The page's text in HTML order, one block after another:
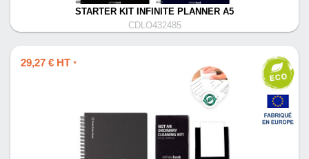
STARTER KIT INFINITE PLANNER A5
CDLO432485
29,27 € HT *